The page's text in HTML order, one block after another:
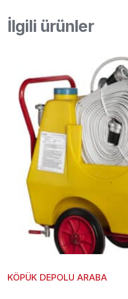
İlgili ürünler
KÖPÜK DEPOLU ARABA